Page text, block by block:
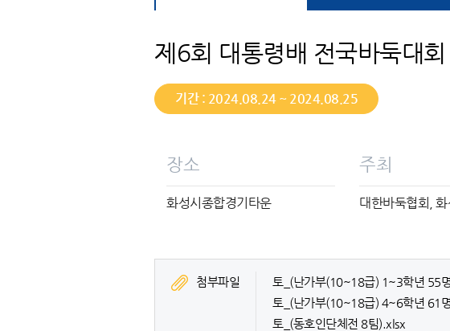
제6회 대통령배 전국바둑대
기간 : 2024.08.24 ~ 2024.08.25
장소
화성시종합경기타운
주최
대한바둑협회, 화
첨부파일
토_(난가부(10~18급) 1~3학년 55
토_(난가부(10~18급) 4~6학년 61
토_(동호인단체전 8팀).xlsx